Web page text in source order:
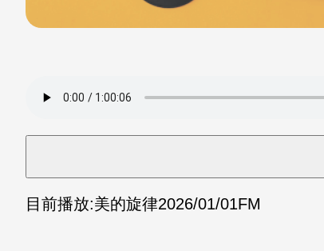
目前播放:美的旋律2026/01/01FM